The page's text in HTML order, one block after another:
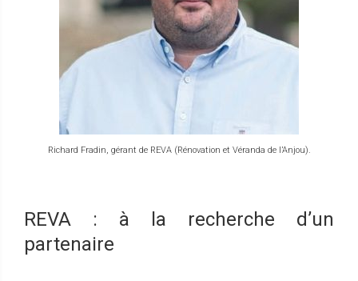
Richard Fradin, gérant de REVA (Rénovation et Véranda de l’Anjou).
REVA : à la recherche d’un
partenaire